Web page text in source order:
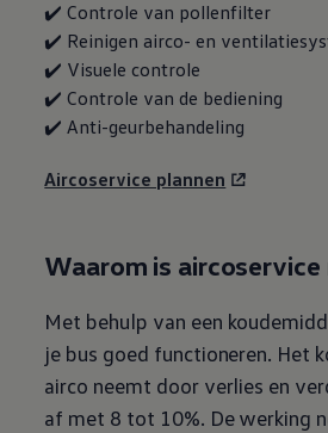
✔️ Controle van pollenfilter
✔️ Reinigen airco- en
✔️ Visuele controle
✔️ Controle van de bediening
✔️ Anti-geurbehandeling
Aircoservice plannen
Waarom is aircoservice
Met behulp van een
je bus goed functioneren. Het
airco neemt door verlies en
af met 8 tot 10%. De werking